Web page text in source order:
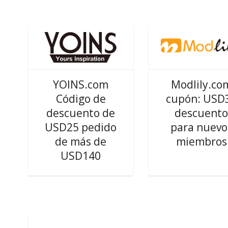
YOINS.com
Código de
descuento de
USD25 pedido
de más de
USD140
cupón:
descuento
para
miembros